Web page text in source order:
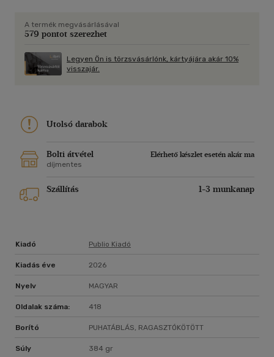
A termék megvásárlásával
579 pontot szerezhet
Legyen Ön is törzsvásárlónk, kártyájára akár 10%
visszajár.
Utolsó darabok
Bolti átvétel
Elérhető készlet esetén akár ma
díjmentes
Szállítás 1-3 munkanap
Kiadó Publio Kiadó
Kiadás éve 2026
Nyelv MAGYAR
Oldalak száma: 418
Borító PUHATÁBLÁS, RAGASZTÓKÖTÖTT
Súly 384 gr